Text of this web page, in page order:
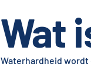
Wat
Waterhardheid wordt